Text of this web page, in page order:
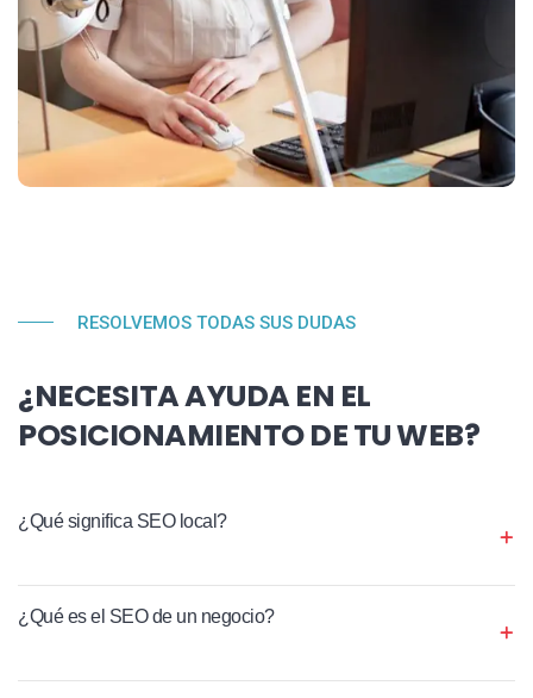
RESOLVEMOS TODAS SUS DUDAS
¿NECESITA AYUDA EN EL
POSICIONAMIENTO DE TU WEB?
¿Qué significa SEO local?
¿Qué es el SEO de un negocio?